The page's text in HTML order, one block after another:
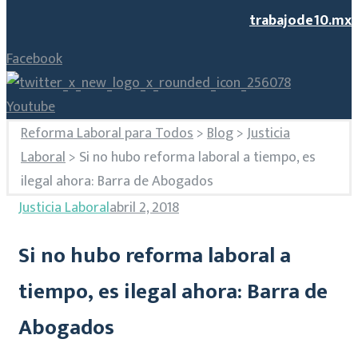
trabajode10.mx
Facebook
Youtube
Reforma Laboral para Todos>Blog>Justicia
Laboral> Si no hubo reforma laboral a tiempo, es
ilegal ahora: Barra de Abogados
Justicia Laboralabril 2, 2018
Si no hubo reforma laboral a
tiempo, es ilegal ahora: Barra de
Abogados